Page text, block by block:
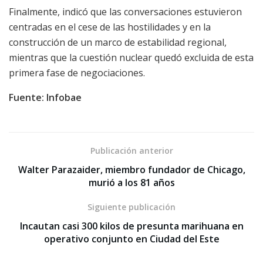
Finalmente, indicó que las conversaciones estuvieron
centradas en el cese de las hostilidades y en la
construcción de un marco de estabilidad regional,
mientras que la cuestión nuclear quedó excluida de esta
primera fase de negociaciones.
Fuente: Infobae
Publicación anterior
Walter Parazaider, miembro fundador de Chicago,
murió a los 81 años
Siguiente publicación
Incautan casi 300 kilos de presunta marihuana en
operativo conjunto en Ciudad del Este